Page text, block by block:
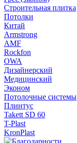
Строительная плитка
Потолки
Китай
Armstrong
AMF
Rockfon
OWA
Дизайнерский
Медицинский
Эконом
Потолочные системы
Плинтус
Takett SD 60
T-Plast
KronPlast